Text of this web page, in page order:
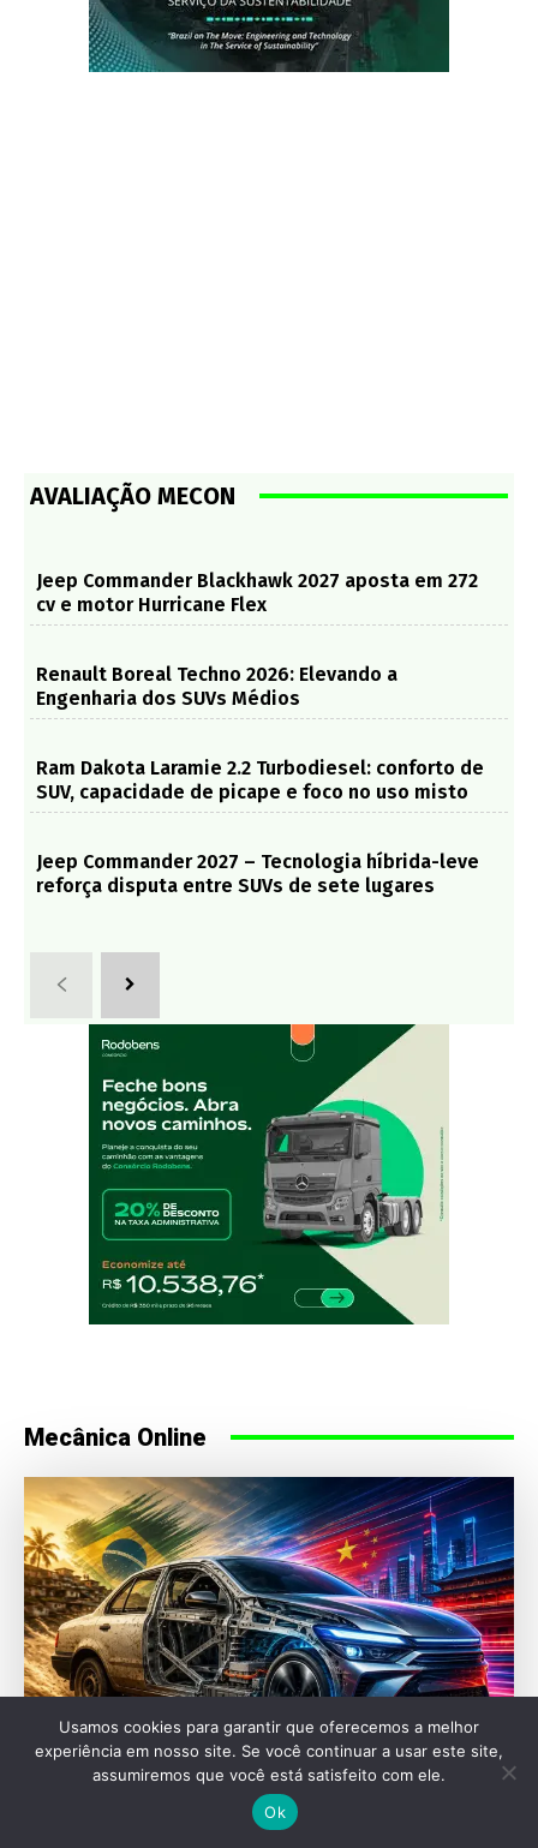
AVALIAÇÃO MECON
Jeep Commander Blackhawk 2027 aposta em 272
cv e motor Hurricane Flex
Renault Boreal Techno 2026: Elevando a
Engenharia dos SUVs Médios
Ram Dakota Laramie 2.2 Turbodiesel: conforto de
SUV, capacidade de picape e foco no uso misto
Jeep Commander 2027 – Tecnologia híbrida-leve
reforça disputa entre SUVs de sete lugares
Mecânica Online
Usamos cookies para garantir que oferecemos a melhor
experiência em nosso site. Se você continuar a usar este site,
assumiremos que você está satisfeito com ele.
Ok